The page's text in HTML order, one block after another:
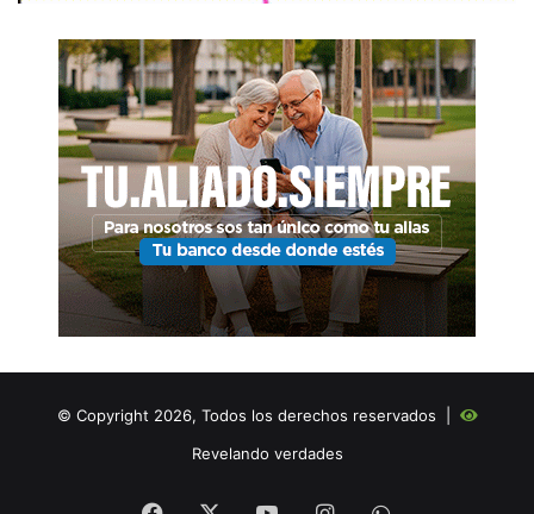
© Copyright 2026, Todos los derechos reservados |
Revelando verdades